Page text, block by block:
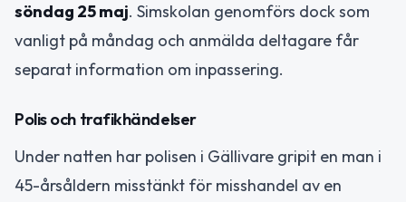
söndag 25 maj. Simskolan genomförs dock som
vanligt på måndag och anmälda deltagare får
separat information om inpassering.
Polis och trafikhändelser
Under natten har polisen i Gällivare gripit en man i
45-årsåldern misstänkt för misshandel av en